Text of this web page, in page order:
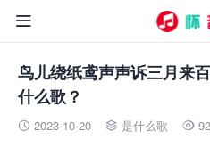

鸟儿绕纸鸢声声诉三月来
什么歌？
 2023-10-20  是什么歌 